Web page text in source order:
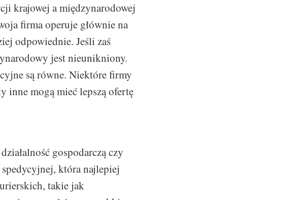
krajowej a międzynarodowej
firma operuje głównie na
odpowiednie. Jeśli zaś
jest nieunikniony.
są równe. Niektóre firmy
inne mogą mieć lepszą ofertę
gospodarczą czy
która najlepiej
takie jak